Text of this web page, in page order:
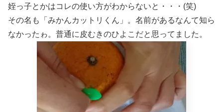
姪っ子とかはコレの使い方がわからないと・・・(笑)
その名も「みかんカットリくん」。名前があるなんて知ら
なかったゎ。普通に皮むきのひよこだと思ってました。